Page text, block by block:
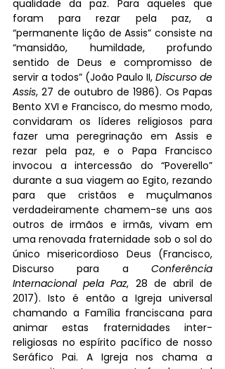
qualidade da paz. Para aqueles que
foram para rezar pela paz, a
“permanente lição de Assis” consiste na
“mansidão, humildade, profundo
sentido de Deus e compromisso de
servir a todos” (João Paulo II, Discurso de
Assis, 27 de outubro de 1986). Os Papas
Bento XVI e Francisco, do mesmo modo,
convidaram os líderes religiosos para
fazer uma peregrinação em Assis e
rezar pela paz, e o Papa Francisco
invocou a intercessão do “Poverello”
durante a sua viagem ao Egito, rezando
para que cristãos e muçulmanos
verdadeiramente chamem-se uns aos
outros de irmãos e irmãs, vivam em
uma renovada fraternidade sob o sol do
único misericordioso Deus (Francisco,
Discurso para a Conferência
Internacional pela Paz, 28 de abril de
2017). Isto é então a Igreja universal
chamando a Família franciscana para
animar estas fraternidades inter-
religiosas no espírito pacífico de nosso
Seráfico Pai. A Igreja nos chama a